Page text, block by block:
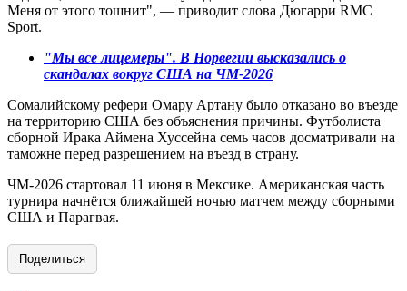
Меня от этого тошнит", — приводит слова Дюгарри RMC
Sport.
"Мы все лицемеры". В Норвегии высказались о
скандалах вокруг США на ЧМ-2026
Сомалийскому рефери Омару Артану было отказано во въезде
на территорию США без объяснения причины. Футболиста
сборной Ирака Аймена Хуссейна семь часов досматривали на
таможне перед разрешением на въезд в страну.
ЧМ-2026 стартовал 11 июня в Мексике. Американская часть
турнира начнётся ближайшей ночью матчем между сборными
США и Парагвая.
Поделиться